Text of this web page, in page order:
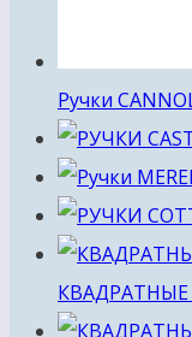
Ручки
КВАДРАТНЫЕ